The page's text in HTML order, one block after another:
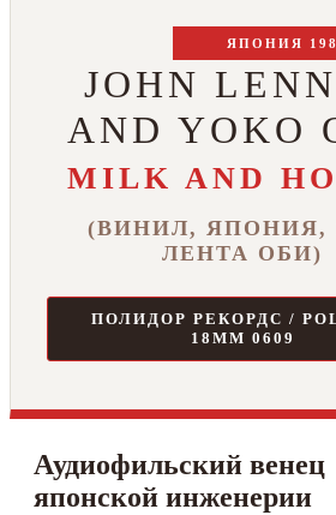
ЯПОНИЯ
JOHN
AND YOKO
MILK AND
(ВИНИЛ, ЯПОНИЯ,
ЛЕНТА ОБИ)
ПОЛИДОР РЕКОРДС /
18MM 0609
Аудиофильский венец
японской инженерии